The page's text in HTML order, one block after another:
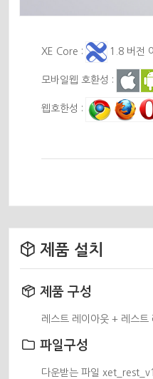
XE Core : 1.8 버전
모바일웹 호환성 :
웹호한성 :
제품 설치
제품 구성
레스트 레이아웃 + 레스
파일구성
다운받는 파일